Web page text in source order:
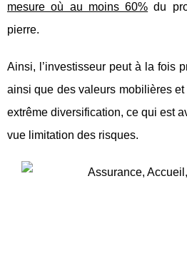
mesure où au moins 60% du
pierre.
Ainsi, l’investisseur peut à la fois
ainsi que des valeurs mobilières et
extrême diversification, ce qui est
vue limitation des risques.